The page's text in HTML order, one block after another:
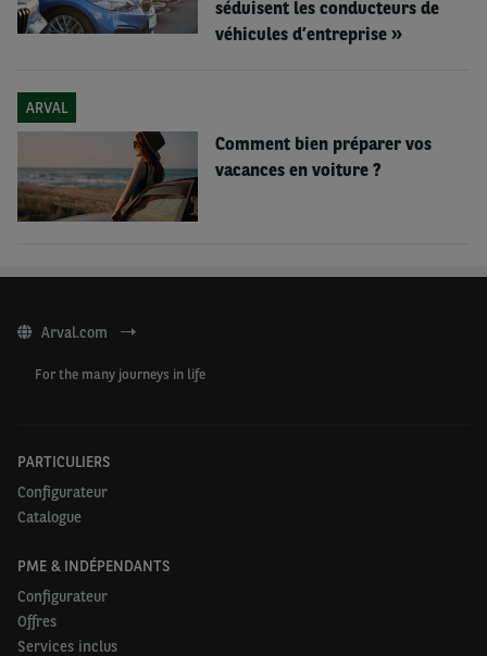
Vous pouvez trouver leur newsroom ici.
séduisent les conducteurs de
véhicules d’entreprise »
ARVAL
Comment bien préparer vos
vacances en voiture ?
Arval.com
For the many journeys in life
PARTICULIERS
Configurateur
Catalogue
PME & INDÉPENDANTS
Configurateur
Offres
Services inclus